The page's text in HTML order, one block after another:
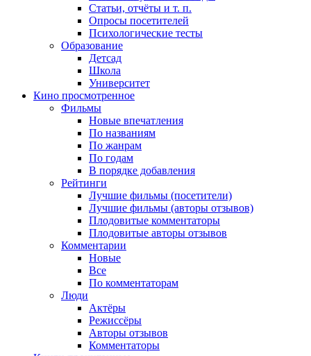
Статьи, отчёты и т. п.
Опросы посетителей
Психологические тесты
Образование
Детсад
Школа
Университет
Кино просмотренное
Фильмы
Новые впечатления
По названиям
По жанрам
По годам
В порядке добавления
Рейтинги
Лучшие фильмы (посетители)
Лучшие фильмы (авторы отзывов)
Плодовитые комментаторы
Плодовитые авторы отзывов
Комментарии
Новые
Все
По комментаторам
Люди
Актёры
Режиссёры
Авторы отзывов
Комментаторы